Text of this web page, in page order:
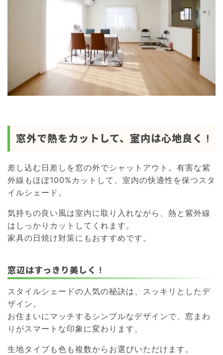
窓外で熱をカットして、室内は心地良く !
差し込む日差しを窓の外でシャットアウト。有害な紫
外線もほぼ100%カットして、室内の快適性を保つスタ
イルシェード。
気持ちの良い風は室内に取り入れながら、熱と紫外線
はしっかりカットしてくれます。
家具の日焼け対策にもおすすめです。
窓辺はすっきり美しく !
スタイルシェードの人気の秘訣は、スッキリとしたデ
ザイン。
お住まいにマッチするシンプルなデザインで、窓まわ
りがスマートな印象に変わります。
生地タイプも色も複数からお選びいただけます。